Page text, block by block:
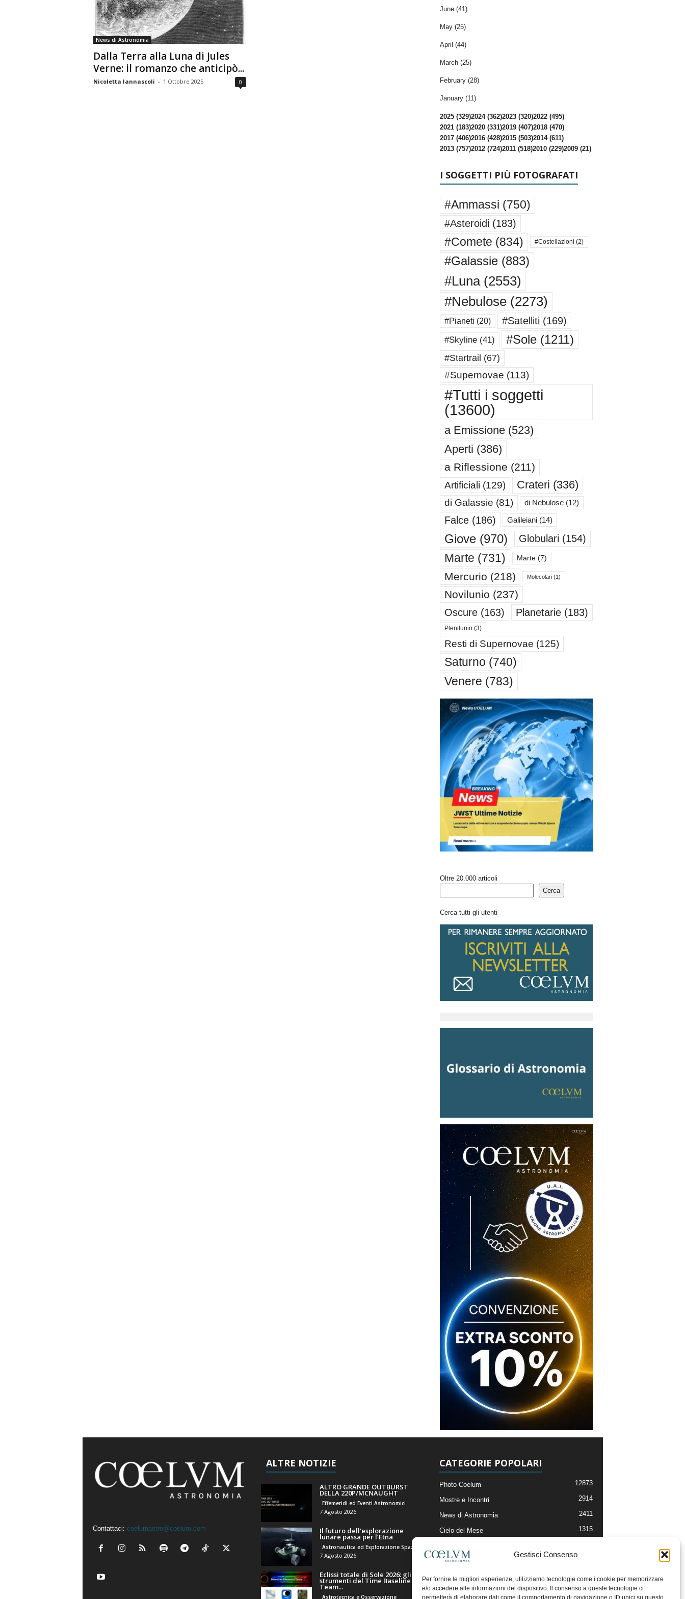
Gestisci Consenso
Per fornire le migliori esperienze, utilizziamo tecnologie come i cookie per memorizzare
e/o accedere alle informazioni del dispositivo. Il consenso a queste tecnologie ci
permetterà di elaborare dati come il comportamento di navigazione o ID unici su questo
n
o
m
i
a
News di Astronomia
Dalla Terra alla Luna di Jules
Verne: il romanzo che anticipò...
Nicoletta Iannascoli - 1 Ottobre 2025 0
June (41)
May (25)
April (44)
March (25)
February (28)
January (11)
2025 (329)2024 (362)2023 (320)2022 (495)
2021 (183)2020 (331)2019 (407)2018 (470)
2017 (406)2016 (428)2015 (503)2014 (611)
2013 (757)2012 (724)2011 (518)2010 (229)2009 (21)
I SOGGETTI PIÙ FOTOGRAFATI
#Ammassi (750)
#Asteroidi (183)
#Comete (834) #Costellazioni (2)
#Galassie(883)
#Luna(2553)
#Nebulose(2273)
#Pianeti (20) #Satelliti (169)
#Skyline(41) #Sole(1211)
#Startrail (67)
#Supernovae (113)
#Tutti i soggetti
(13600)
a Emissione(523)
Aperti (386)
a Riflessione (211)
Artificiali (129) Crateri (336)
di Galassie (81) di Nebulose(12)
Falce(186) Galileiani(14)
Giove(970) Globulari (154)
Marte (731) Marte(7)
Mercurio (218) Molecolari(1)
Novilunio (237)
Oscure(163) Planetarie(183)
Plenilunio(3)
Resti di Supernovae (125)
Saturno (740)
Venere (783)
Oltre 20.000 articoli
Cerca
Cerca tutti gli utenti
Contattaci: coelumastro@coelum.com
ALTRE NOTIZIE
ALTRO GRANDE OUTBURST
DELLA 220P/MCNAUGHT
Effemeridi ed Eventi Astronomici
7 Agosto 2026
Il futuro dell’esplorazione
lunare passa per l’Etna
7 Agosto 2026
Eclissi totale di Sole 2026: gli
strumenti del Time Baseline
Team...
Astrotecnica e Osservazione
CATEGORIE POPOLARI
Photo-Coelum 12873
Mostre e Incontri 2914
News di Astronomia 2411
Cielo del Mese 1315
Articoli e Risorse On-Line
Il Blog della Redazione